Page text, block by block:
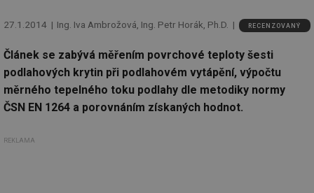
27.1.2014 Ing. Iva Ambrožová, Ing. Petr Horák, Ph.D. RECENZOVANÝ
Článek se zabývá měřením povrchové teploty šesti
podlahových krytin při podlahovém vytápění, výpočtu
měrného tepelného toku podlahy dle metodiky normy
ČSN EN 1264 a porovnáním získaných hodnot.
REKLAMA